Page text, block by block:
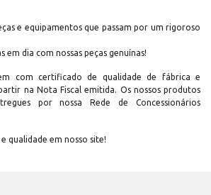
e equipamentos que passam por um rigoroso
em dia com nossas peças genuínas!
com certificado de qualidade de fábrica e
na Nota Fiscal emitida. Os nossos produtos
por nossa Rede de Concessionários
qualidade em nosso site!